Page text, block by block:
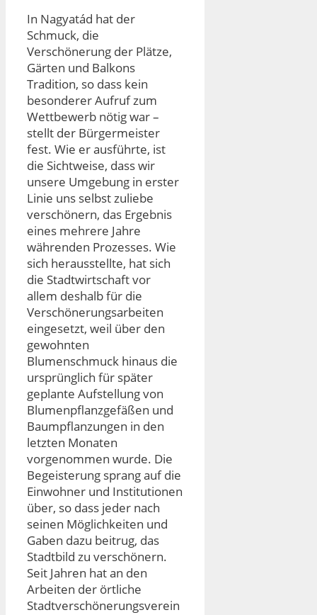
In Nagyatád hat der
Schmuck, die
Verschönerung der Plätze,
Gärten und Balkons
Tradition, so dass kein
besonderer Aufruf zum
Wettbewerb nötig war –
stellt der Bürgermeister
fest. Wie er ausführte, ist
die Sichtweise, dass wir
unsere Umgebung in erster
Linie uns selbst zuliebe
verschönern, das Ergebnis
eines mehrere Jahre
währenden Prozesses. Wie
sich herausstellte, hat sich
die Stadtwirtschaft vor
allem deshalb für die
Verschönerungsarbeiten
eingesetzt, weil über den
gewohnten
Blumenschmuck hinaus die
ursprünglich für später
geplante Aufstellung von
Blumenpflanzgefäßen und
Baumpflanzungen in den
letzten Monaten
vorgenommen wurde. Die
Begeisterung sprang auf die
Einwohner und Institutionen
über, so dass jeder nach
seinen Möglichkeiten und
Gaben dazu beitrug, das
Stadtbild zu verschönern.
Seit Jahren hat an den
Arbeiten der örtliche
Stadtverschönerungsverein